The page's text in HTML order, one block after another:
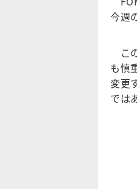
今週
こ
も慎
変更
では